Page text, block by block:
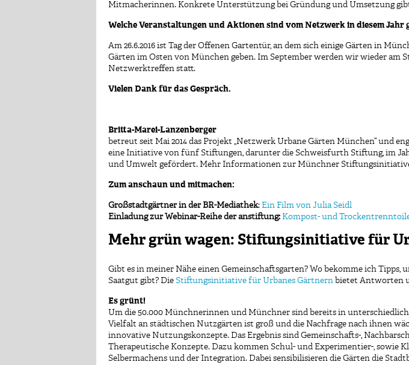
Mitmacherinnen. Konkrete Unterstützung bei Gründung und Umsetzung
Welche Veranstaltungen und Aktionen sind vom Netzwerk in diesem Jahr
Am 26.6.2016 ist Tag der Offenen Gartentür, an dem sich einige Gärten in
Gärten im Osten von München geben. Im September werden wir wieder am
Netzwerktreffen statt.
Vielen Dank für das Gespräch.
Britta-Marei-Lanzenberger
betreut seit Mai 2014 das Projekt „Netzwerk Urbane Gärten München“ und
eine Initiative von fünf Stiftungen, darunter die Schweisfurth Stiftung, im
und Umwelt gefördert. Mehr Informationen zur Münchner
Zum anschaun und mitmachen:
Großstadtgärtner in der BR-Mediathek: Ein Film von Julia Seidl
Einladung zur Webinar-Reihe deranstiftung: Kompost- und
Mehr grün wagen: Stiftungsinitiative für
Gibt es in meiner Nähe einen Gemeinschaftsgarten? Wo bekomme ich
Saatgut gibt? Die Stiftungsinitiative für Urbanes Gärtnern bietet Antworten
Es grünt!
Um die 50.000 Münchnerinnen und Münchner sind bereits in
Vielfalt an städtischen Nutzgärten ist groß und die Nachfrage nach ihnen
innovative Nutzungskonzepte. Das Ergebnis sind Gemeinschafts-,
Therapeutische Konzepte. Dazu kommen Schul- und Experimentier-, sowie
Selbermachens und der Integration. Dabei sensibilisieren die Gärten die